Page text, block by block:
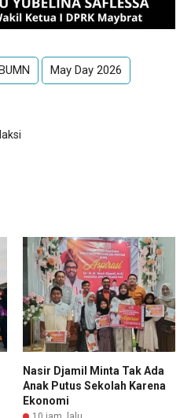
May Day 2026
Nasir Djamil Minta Tak Ada
Anak Putus Sekolah Karena
Ekonomi